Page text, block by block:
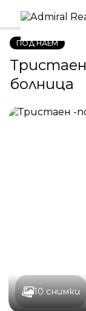
Тристаен -под
ПОД НАЕМ
болница
10 снимки